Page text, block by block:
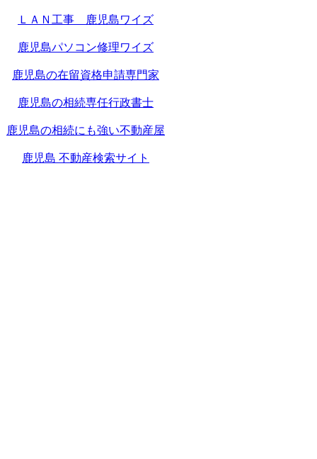
ＬＡＮ工事 鹿児島ワイズ
鹿児島パソコン修理ワイズ
鹿児島の在留資格申請専門家
鹿児島の相続専任行政書士
鹿児島の相続にも強い不動産屋
鹿児島 不動産検索サイト